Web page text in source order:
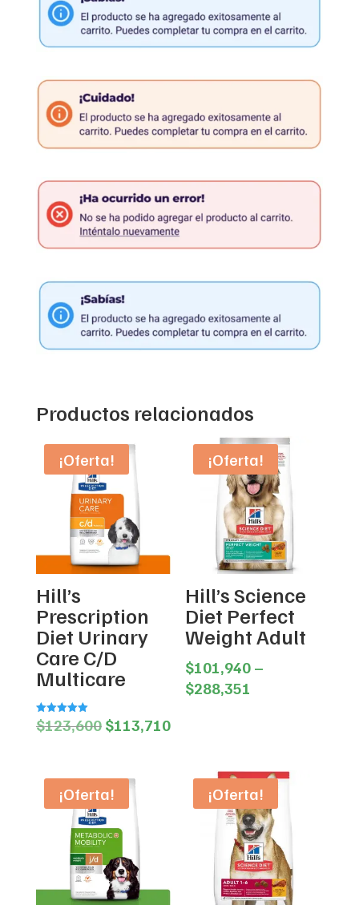
Productos relacionados
¡Oferta!
Hill’s
Prescription
Diet Urinary
Care C/D
Multicare
Valorado en
5.00
$123,600 Original
$123,600.
$113,710Current
$113,710.
¡Oferta!
Hill’s Science
Diet Perfect
Weight Adult
$101,940 –
$288,351
$288,351
¡Oferta! ¡Oferta!